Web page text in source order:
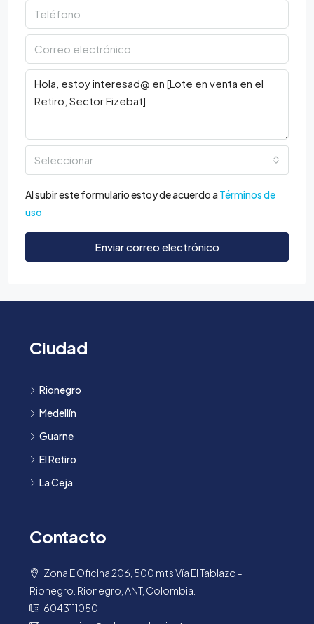
Seleccionar
Al subir este formulario estoy de acuerdo a Términos de
uso
Enviar correo electrónico
Ciudad
Rionegro
Medellín
Guarne
El Retiro
La Ceja
Contacto
Zona E Oficina 206, 500 mts Vía El Tablazo -
Rionegro. Rionegro, ANT, Colombia.
6043111050